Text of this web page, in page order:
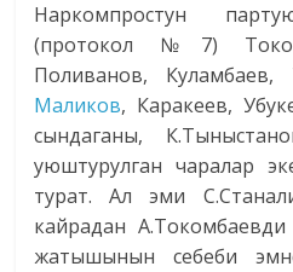
Наркомпростун
(протокол №7)
Поливанов, Куламбаев,
Маликов, Каракеев,
сындаганы,
уюштурулган чаралар
турат. Ал эми
кайрадан А.Токомбаевди
жатышынын себеби